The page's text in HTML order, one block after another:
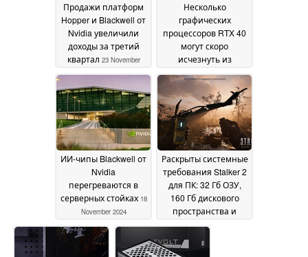
Продажи платформ
Hopper и Blackwell от
Nvidia увеличили
доходы за третий
квартал 23 November
2024
Несколько
графических
процессоров RTX 40
могут скоро
исчезнуть из
продажи, поскольку
компания Nvidia
прекращает
поставки для
подготовки к
выпуску серии RTX
5019 November 2024
ИИ-чипы Blackwell от
Nvidia
перегреваются в
серверных стойках 18
November 2024
Раскрыты системные
требования Stalker 2
для ПК: 32 Гб ОЗУ,
160 Гб дискового
пространства и
GeForce RTX 4070
рекомендуются для
оптимального опыта